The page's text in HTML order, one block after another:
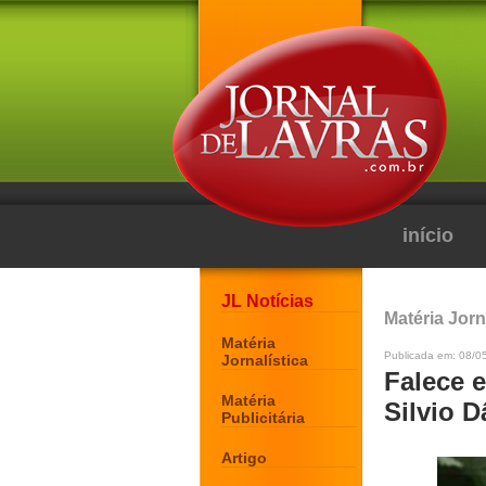
início
JL Notícias
Matéria
Jornalística
Matéria
Publicitária
Artigo
Matéria
Publicada em: 08/
Falece
Silvio